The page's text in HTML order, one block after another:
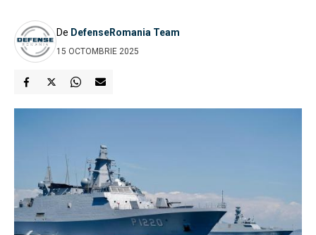
De DefenseRomania Team
15 OCTOMBRIE 2025